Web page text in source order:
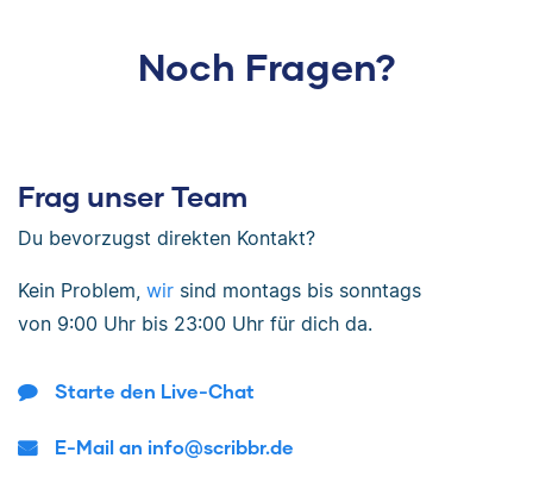
Noch Fragen?
Frag unser Team
Du bevorzugst direkten Kontakt?
Kein Problem, wir sind montags bis sonntags
von 9:00 Uhr bis 23:00 Uhr für dich da.
Starte den Live-Chat
E-Mail an info@scribbr.de